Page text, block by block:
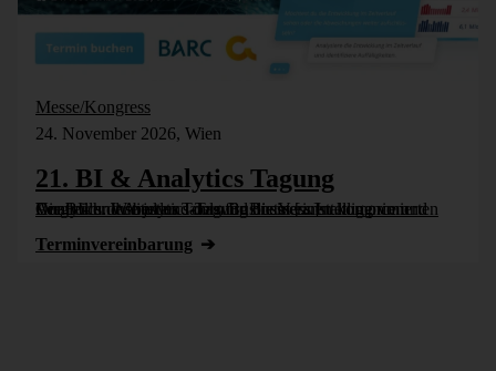
Messe/Kongress
24. November 2026, Wien
21. BI & Analytics Tagung
Die BI- und Analytics-Tagung bietet einen komprimierten Vergleich der besten Tools für Business Intelligence und Analytics. Wie jedes Jahr wird die Veranstaltung vom Controller Institut und dem Business [...]
Termin­vereinbarung